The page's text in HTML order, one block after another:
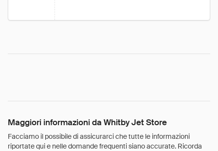
Maggiori informazioni da Whitby Jet Store
Facciamo il possibile di assicurarci che tutte le informazioni
riportate qui e nelle domande frequenti siano accurate. Ricorda